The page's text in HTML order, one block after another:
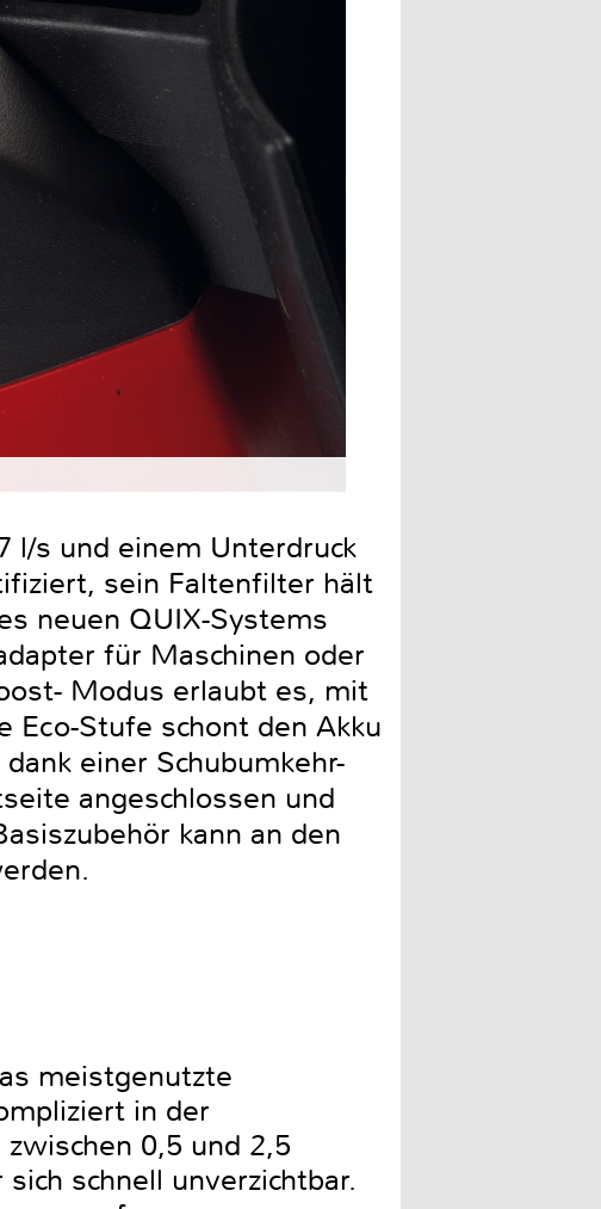
l/s und einem Unterdruck
sein Faltenfilter hält
neuen QUIX-Systems
für Maschinen oder
Modus erlaubt es, mit
Eco-Stufe schont den Akku
einer Schubumkehr-
angeschlossen und
kann an den
meistgenutzte
in der
0,5 und 2,5
schnell unverzichtbar.